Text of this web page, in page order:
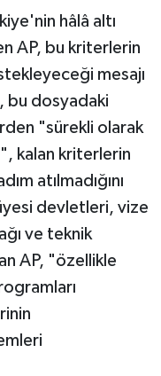
hâlâ altı
AP, bu kriterlerin
mesajı
bu dosyadaki
"sürekli olarak
kalan kriterlerin
atılmadığını
devletleri, vize
ve teknik
AP, "özellikle